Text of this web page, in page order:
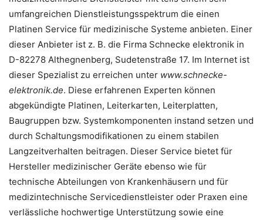
umfangreichen Dienstleistungsspektrum die einen
Platinen Service für medizinische Systeme anbieten. Einer
dieser Anbieter ist z. B. die Firma Schnecke elektronik in
D-82278 Althegnenberg, Sudetenstraße 17. Im Internet ist
dieser Spezialist zu erreichen unter www.schnecke-
elektronik.de. Diese erfahrenen Experten können
abgekündigte Platinen, Leiterkarten, Leiterplatten,
Baugruppen bzw. Systemkomponenten instand setzen und
durch Schaltungsmodifikationen zu einem stabilen
Langzeitverhalten beitragen. Dieser Service bietet für
Hersteller medizinischer Geräte ebenso wie für
technische Abteilungen von Krankenhäusern und für
medizintechnische Servicedienstleister oder Praxen eine
verlässliche hochwertige Unterstützung sowie eine